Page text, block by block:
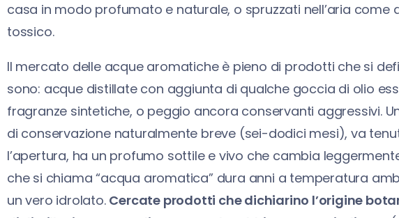
casa in modo profumato e naturale, o spruzzati nell’aria
tossico.
Il mercato delle acque aromatiche è pieno di prodotti che si
sono: acque distillate con aggiunta di qualche goccia di olio
fragranze sintetiche, o peggio ancora conservanti aggressivi.
di conservazione naturalmente breve (sei-dodici mesi), va
l’apertura, ha un profumo sottile e vivo che cambia
che si chiama “acqua aromatica” dura anni a temperatura
un vero idrolato. Cercate prodotti che dichiarino l’origine